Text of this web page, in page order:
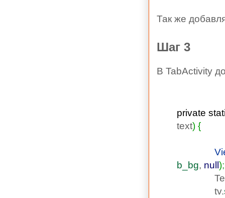
Так же
Шаг 3
В TabActivity
private
text) {
b_bg, null );
tv.